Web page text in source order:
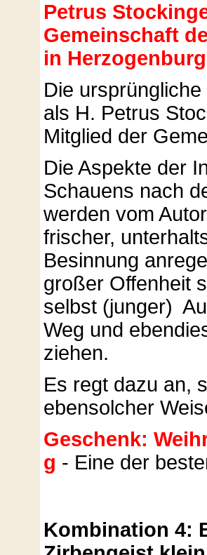
Petrus
Gemeinschaft
in
Die
als H. Petrus
Mitglied der
Die Aspekte der
Schauens nach
werden vom
frischer,
Besinnung
großer Offenheit
selbst (junger)
Weg und
ziehen.
Es regt dazu an,
ebensolcher
Geschenk:
g - Eine der
Kombination 4: